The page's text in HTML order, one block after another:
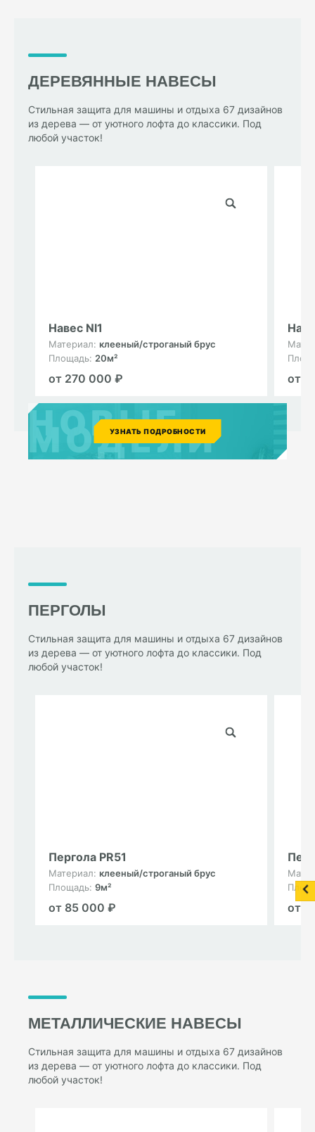
ДЕРЕВЯННЫЕ НАВЕСЫ
Стильная защита для машины и отдыха 67 дизайнов
из дерева — от уютного лофта до классики. Под
любой участок!
Навес Nl1
Материал: клееный/строганый брус
Площадь: 20м²
от 270 000 ₽ от 1
НОВЫЕ
МОДЕЛИ
УЗНАТЬ ПОДРОБНОСТИ
ПЕРГОЛЫ
Стильная защита для машины и отдыха 67 дизайнов
из дерева — от уютного лофта до классики. Под
любой участок!
Пергола PR51
Материал: клееный/строганый брус
Площадь: 9м²
от 85 000 ₽ от
МЕТАЛЛИЧЕСКИЕ НАВЕСЫ
Стильная защита для машины и отдыха 67 дизайнов
из дерева — от уютного лофта до классики. Под
любой участок!